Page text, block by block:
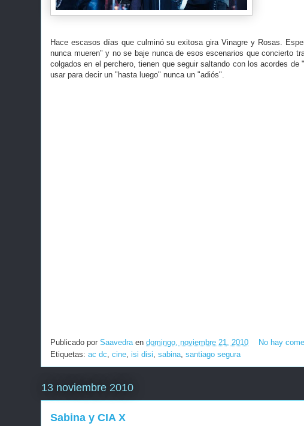
Hace escasos días que culminó su exitosa gira Vinagre y Rosas.
nunca mueren" y no se baje nunca de esos escenarios que concierto
colgados en el perchero, tienen que seguir saltando con los acordes
usar para decir un "hasta luego" nunca un "adiós".
Publicado por Saavedra en domingo, noviembre 21, 2010
No hay
Etiquetas: ac dc, cine, isi disi, sabina, santiago segura
13 noviembre 2010
Sabina y CIA X